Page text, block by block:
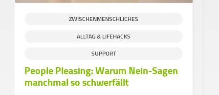
ZWISCHENMENSCHLICHES
ALLTAG & LIFEHACKS
SUPPORT
People Pleasing: Warum Nein-Sagen
manchmal so schwerfällt